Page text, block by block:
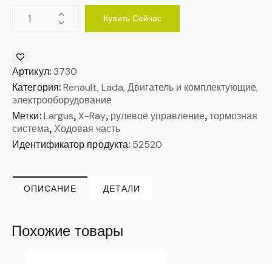
Купить Сейчас
Артикул: 3730
Категория:Renault, Lada, Двигатель и комплектующие,
электрооборудование
Метки: Largus, X-Ray, рулевое управление,тормозная
система, Ходовая часть
Идентификатор продукта: 52520
ОПИСАНИЕ ДЕТАЛИ
Похожие товары